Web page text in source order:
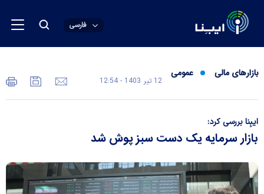
فارسی
بازارهای مالی عمومی
12 تير 1403 - 12:54
ایبِنا بررسی کرد:
بازار سرمایه یک دست سبز پوش شد